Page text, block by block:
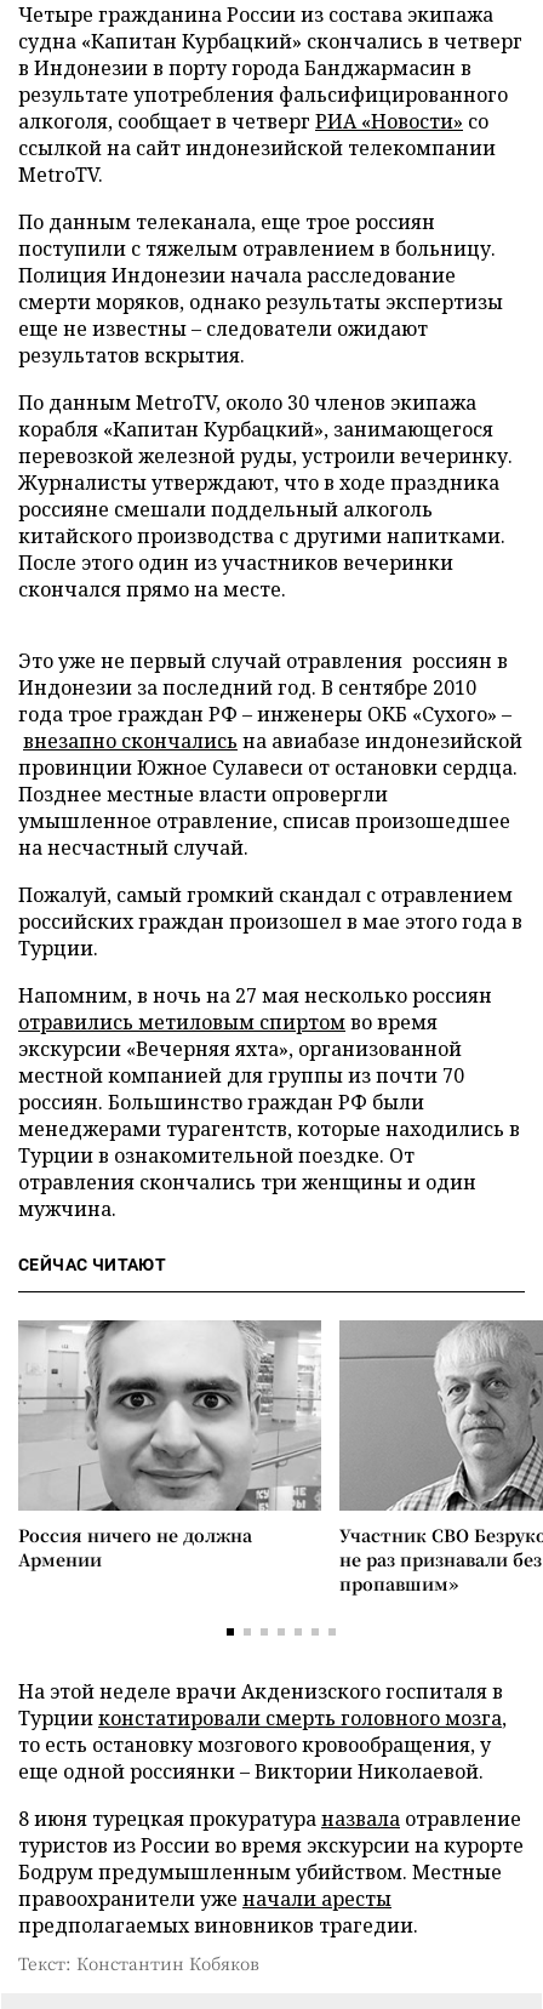
Четыре гражданина России из состава экипажа
судна «Капитан Курбацкий» скончались в четверг
в Индонезии в порту города Банджармасин в
результате употребления фальсифицированного
алкоголя, сообщает в четверг РИА «Новости» со
ссылкой на сайт индонезийской телекомпании
MetroTV.
По данным телеканала, еще трое россиян
поступили с тяжелым отравлением в больницу.
Полиция Индонезии начала расследование
смерти моряков, однако результаты экспертизы
еще не известны – следователи ожидают
результатов вскрытия.
По данным MetroTV, около 30 членов экипажа
корабля «Капитан Курбацкий», занимающегося
перевозкой железной руды, устроили вечеринку.
Журналисты утверждают, что в ходе праздника
россияне смешали поддельный алкоголь
китайского производства с другими напитками.
После этого один из участников вечеринки
скончался прямо на месте.
Это уже не первый случай отравления россиян в
Индонезии за последний год. В сентябре 2010
года трое граждан РФ – инженеры ОКБ «Сухого» –
внезапно скончались на авиабазе индонезийской
провинции Южное Сулавеси от остановки сердца.
Позднее местные власти опровергли
умышленное отравление, списав произошедшее
на несчастный случай.
Пожалуй, самый громкий скандал с отравлением
российских граждан произошел в мае этого года в
Турции.
Напомним, в ночь на 27 мая несколько россиян
отравились метиловым спиртомво время
экскурсии «Вечерняя яхта», организованной
местной компанией для группы из почти 70
россиян. Большинство граждан РФ были
менеджерами турагентств, которые находились в
Турции в ознакомительной поездке. От
отравления скончались три женщины и один
мужчина.
СЕЙЧАС ЧИТАЮТ
Россия ничего не должна
Армении
Участник СВО
не раз признавали
пропавшим»
На этой неделе врачи Акденизского госпиталя в
Турцииконстатировали смерть головного мозга,
то есть остановку мозгового кровообращения, у
еще одной россиянки–Виктории Николаевой.
8 июня турецкая прокуратураназвала отравление
туристов из России во время экскурсии на курорте
Бодрум предумышленным убийством. Местные
правоохранители уже начали аресты
предполагаемых виновников трагедии.
Текст: Константин Кобяков